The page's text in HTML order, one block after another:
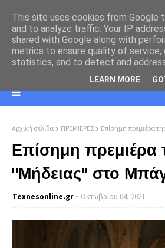
Αρχική σελίδα ΠΡΕΜΙΕΡΕΣ Επίσημη πρεμιέρα
Επίσημη πρεμιέρα
"Μήδειας" στο
Texnesοnline.gr Οκτωβρίου 04, 2021
This site uses cookies from Google
and to analyze traffic. Your IP
shared with Google along with
metrics to ensure quality of service,
statistics, and to detect and
LEARN MORE